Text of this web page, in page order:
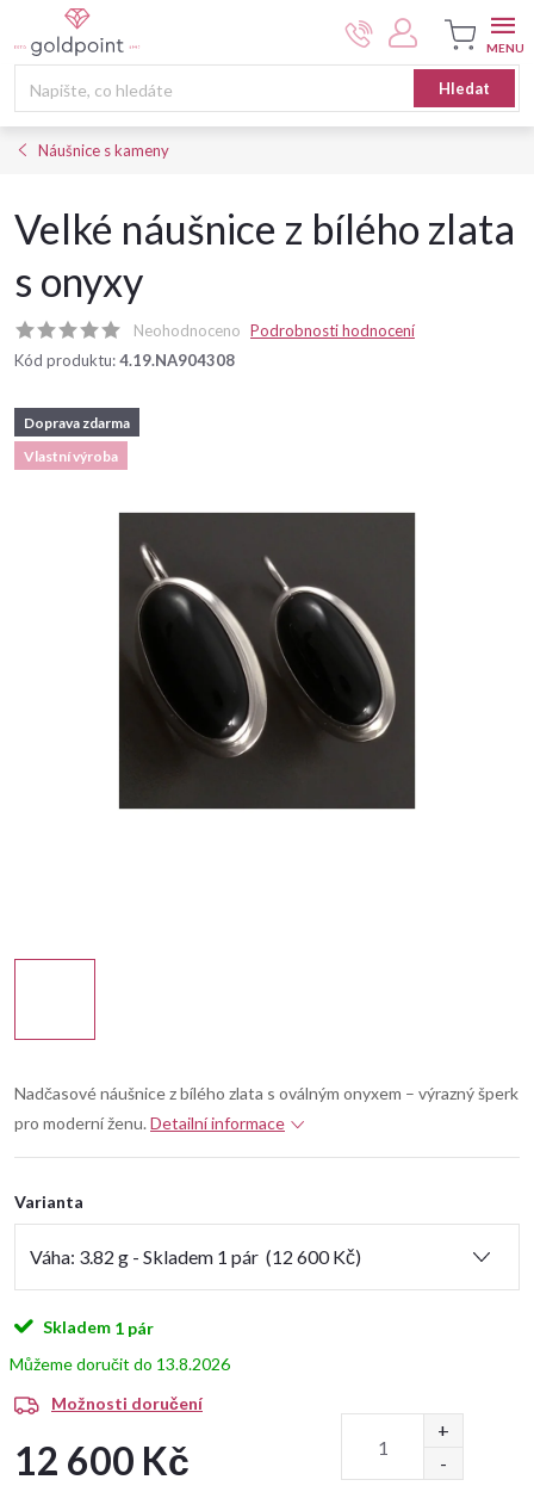
na
Hledat
Nákupní
košík
Náušnice s kameny
Velké náušnice z bílého zlata
s onyxy
Neohodnoceno Podrobnosti hodnocení
Kód produktu:4.19.NA904308
Doprava zdarma
Vlastní výroba
Nadčasové náušnice z bílého zlata s oválným onyxem – výrazný šperk
pro moderní ženu. Detailní informace
Varianta
Skladem 1 pár
13.8.2026
Možnosti doručení
12 600 Kč